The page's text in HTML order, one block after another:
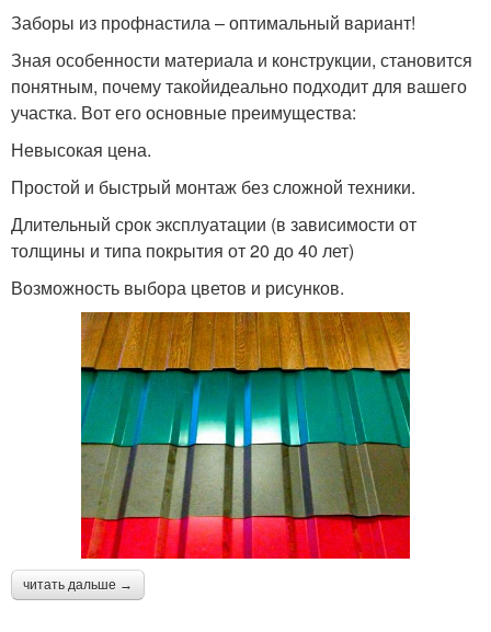
Заборы из профнастила – оптимальный вариант!
Зная особенности материала и конструкции, становится
понятным, почему такойидеально подходит для вашего
участка. Вот его основные преимущества:
Невысокая цена.
Простой и быстрый монтаж без сложной техники.
Длительный срок эксплуатации (в зависимости от
толщины и типа покрытия от 20 до 40 лет)
Возможность выбора цветов и рисунков.
читать дальше →